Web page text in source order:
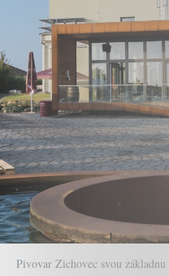
Pivovar Zichovec svou